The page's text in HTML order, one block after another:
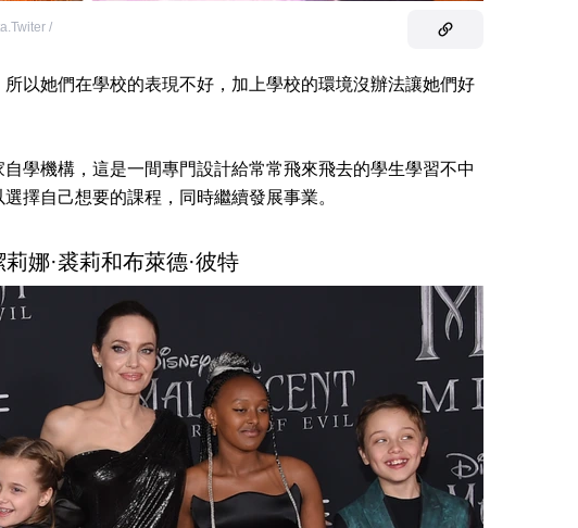
/
以她們在學校的表現不好，加上學校的環境沒辦法讓她們好
學機構，這是一間專門設計給常常飛來飛去的學生學習不中
擇自己想要的課程，同時繼續發展事業。
娜·裘莉和布萊德·彼特